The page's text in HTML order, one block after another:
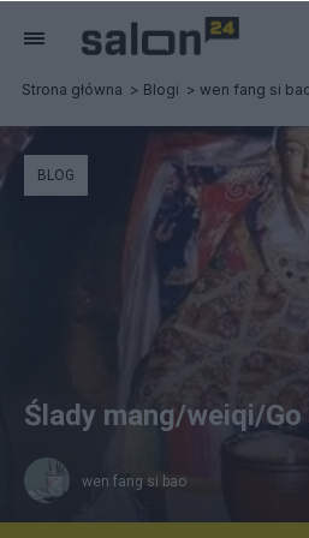
Strona główna Blogi wen fang si
BLOG
Ślady mang/weiqi/Go
wen fang si bao